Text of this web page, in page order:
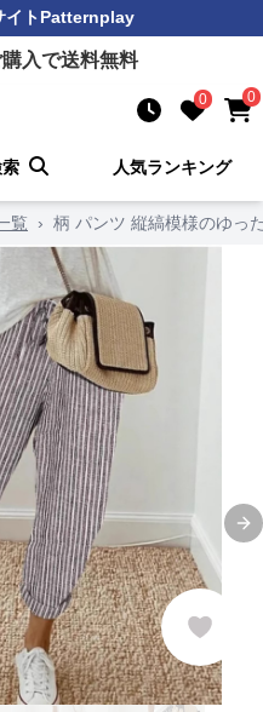
イトPatternplay
入で送料無料
0 0
人気ランキング
覧 › 柄 パンツ 縦縞模様のゆっ